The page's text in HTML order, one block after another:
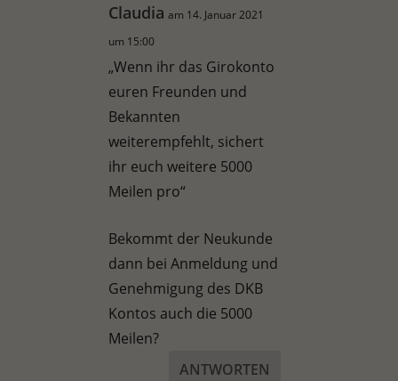
Claudia am 14. Januar 2021
um 15:00
„Wenn ihr das Girokonto
euren Freunden und
Bekannten
weiterempfehlt, sichert
ihr euch weitere 5000
Meilen pro“
Bekommt der Neukunde
dann bei Anmeldung und
Genehmigung des DKB
Kontos auch die 5000
Meilen?
ANTWORTEN